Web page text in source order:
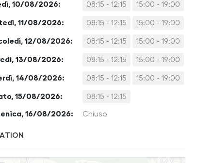
10/08/2026: 08:15 - 12:15 15:00 - 19:00
11/08/2026: 08:15 - 12:15 15:00 - 19:00
12/08/2026: 08:15 - 12:15 15:00 - 19:00
13/08/2026: 08:15 - 12:15 15:00 - 19:00
14/08/2026: 08:15 - 12:15 15:00 - 19:00
15/08/2026: 08:15 - 12:15
16/08/2026: Chiuso